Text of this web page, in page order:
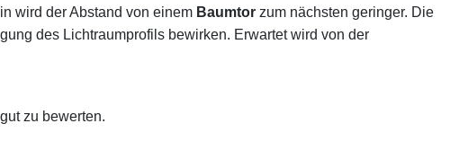
wird der Abstand von einem Baumtor zum nächsten geringer. Die
des Lichtraumprofils bewirken. Erwartet wird von der
zu bewerten.